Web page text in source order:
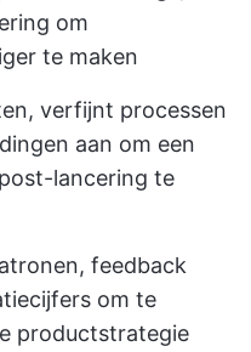
om
te maken
verfijnt processen
aan om een
lancering te
feedback
om te
productstrategie